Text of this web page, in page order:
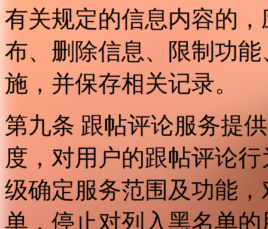
有关规定的信息内容的
布、删除信息、限制功
施，并保存相关记录。
第九条 跟帖评论服务提
度，对用户的跟帖评论
级确定服务范围及功能
单，停止对列入黑名单